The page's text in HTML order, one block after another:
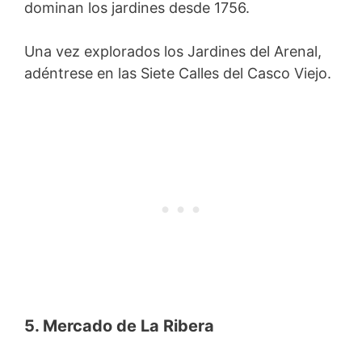
dominan los jardines desde 1756.
Una vez explorados los Jardines del Arenal,
adéntrese en las Siete Calles del Casco Viejo.
5. Mercado de La Ribera